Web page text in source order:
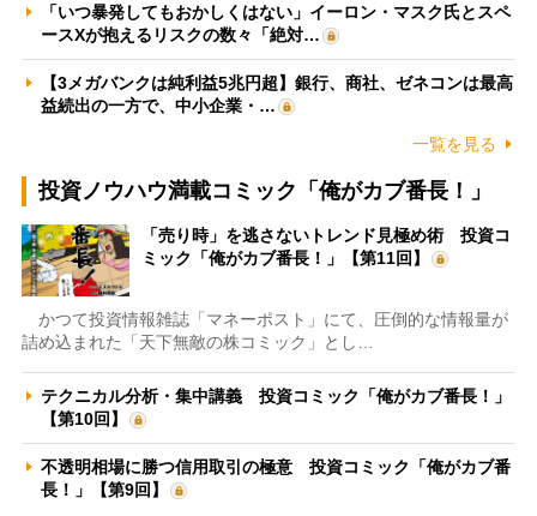
「いつ暴発してもおかしくはない」イーロン・マスク氏とスペ
ースXが抱えるリスクの数々「絶対…
【3メガバンクは純利益5兆円超】銀行、商社、ゼネコンは最高
益続出の一方で、中小企業・…
一覧を見る
投資ノウハウ満載コミック「俺がカブ番長！」
「売り時」を逃さないトレンド見極め術 投資コ
ミック「俺がカブ番長！」【第11回】
かつて投資情報雑誌「マネーポスト」にて、圧倒的な情報量が
詰め込まれた「天下無敵の株コミック」とし…
テクニカル分析・集中講義 投資コミック「俺がカブ番長！」
【第10回】
不透明相場に勝つ信用取引の極意 投資コミック「俺がカブ番
長！」【第9回】